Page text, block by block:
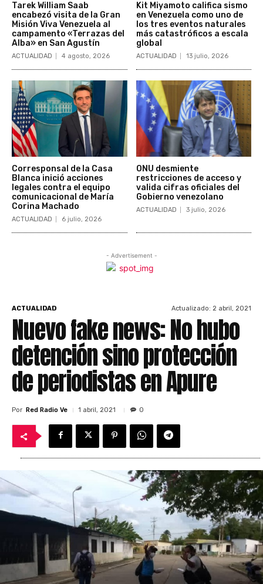
Tarek William Saab
encabezó visita de la Gran
Misión Viva Venezuela al
campamento «Terrazas del
Alba» en San Agustín
ACTUALIDAD 4 agosto, 2026
Kit Miyamoto califica sismo
en Venezuela como uno de
los tres eventos naturales
más catastróficos a escala
global
ACTUALIDAD 13 julio, 2026
Corresponsal de la Casa
Blanca inició acciones
legales contra el equipo
comunicacional de María
Corina Machado
ACTUALIDAD 6 julio, 2026
ONU desmiente
restricciones de acceso y
valida cifras oficiales del
Gobierno venezolano
ACTUALIDAD 3 julio, 2026
- Advertisement -